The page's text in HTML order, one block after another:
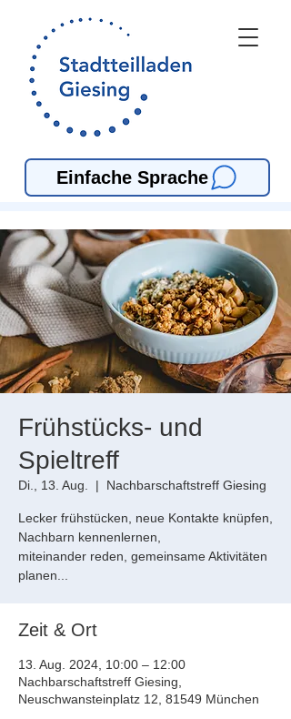
Einfache Sprache
Frühstücks- und
Spieltreff
Di., 13. Aug.
  |
Nachbarschaftstreff Giesing
Lecker frühstücken, neue Kontakte knüpfen,
Nachbarn kennenlernen,
miteinander reden, gemeinsame Aktivitäten
planen...
Zeit & Ort
13. Aug. 2024, 10:00 – 12:00
Nachbarschaftstreff Giesing,
Neuschwansteinplatz 12, 81549 München